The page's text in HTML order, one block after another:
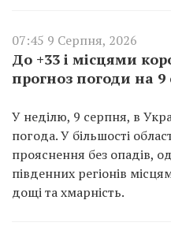
07:45 9 Серпня, 2026
До +33 і місцями
прогноз погоди на 9
У неділю, 9 серпня, в
погода. У більшості
прояснення без опадів,
південних регіонів
дощі та хмарність.